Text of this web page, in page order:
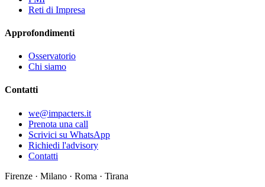
Reti di Impresa
Approfondimenti
Osservatorio
Chi siamo
Contatti
we@impacters.it
Prenota una call
Scrivici su WhatsApp
Richiedi l'advisory
Contatti
Firenze · Milano · Roma · Tirana